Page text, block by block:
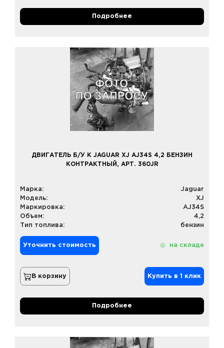
Подробнее
ДВИГАТЕЛЬ Б/У К JAGUAR XJ AJ34S 4,2 БЕНЗИН
КОНТРАКТНЫЙ, АРТ. 360JR
Марка:
Jaguar
Модель:
XJ
Маркировка:
AJ34S
Объем:
4,2
Тип топлива:
бензин
Уточнить стоимость на складе
В корзину Купить в 1 клик
Подробнее